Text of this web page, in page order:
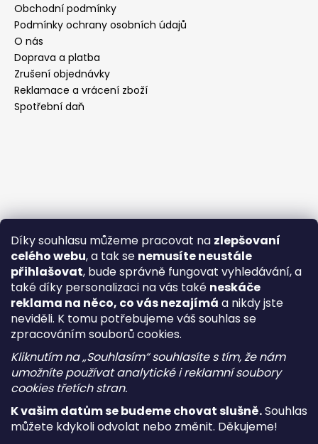
Díky souhlasu můžeme pracovat na zlepšovaní
celého webu, a tak se nemusíte neustále
přihlašovat, bude správně fungovat vyhledávání, a
také díky personalizaci na vás také neskáče
reklama na něco, co vás nezajímá a nikdy jste
neviděli. K tomu potřebujeme váš souhlas se
zpracováním souborů cookies.
Kliknutím na „Souhlasím“ souhlasíte s tím, že nám
umožníte používat analytické i reklamní soubory
cookies třetích stran.
K vašim datům se budeme chovat slušně.Souhlas
můžete kdykoli odvolat nebo změnit. Děkujeme!
Obchodní podmínky
Podmínky ochrany osobních údajů
O nás
Doprava a platba
Zrušení objednávky
Reklamace a vrácení zboží
Spotřební daň